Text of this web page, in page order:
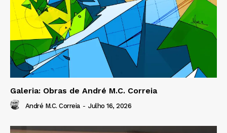
Galeria: Obras de André M.C. Correia
André M.C. Correia - Julho 16, 2026